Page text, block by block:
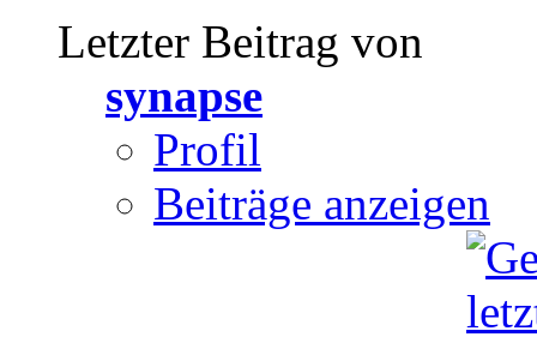
Letzter Beitrag von
synapse
Profil
Beiträge anzeigen